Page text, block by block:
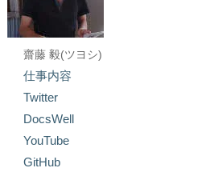
齋藤 毅(ツヨシ)
仕事内容
Twitter
DocsWell
YouTube
GitHub